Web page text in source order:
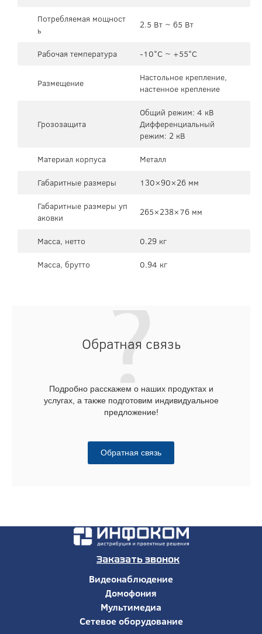
Потребляемая мощност
ь
2.5 Вт ~ 65 Вт
Рабочая температура -10°C ~ +55°C
Размещение
Настольное крепление,
настенное крепление
Грозозащита
Общий режим: 4 кВ
Дифференциальный
режим: 2 кВ
Материал корпуса
Металл
Габаритные размеры
130×90×26 мм
Габаритные размеры уп
аковки
265×238×76 мм
Масса, нетто
0.29 кг
Масса, брутто
0.94 кг
Обратная связь
Подробно расскажем о наших продуктах и
услугах, а также подготовим индивидуальное
предложение!
Обратная связь
Заказать звонок
Видеонаблюдение
Домофония
Мультимедиа
Сетевое оборудование